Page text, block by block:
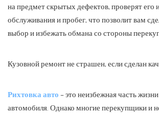
на предмет скрытых дефектов, проверят его
обслуживания и пробег, что позволит вам
выбор и избежать обмана со стороны
Кузовной ремонт не страшен, если сделан
Рихтовка авто – это неизбежная часть
автомобиля. Однако многие перекупщики и